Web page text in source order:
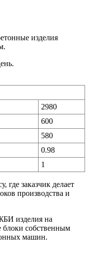
изделия
2980
600
580
0.98
1
где заказчик делает
производства и
изделия на
блоки собственным
машин.